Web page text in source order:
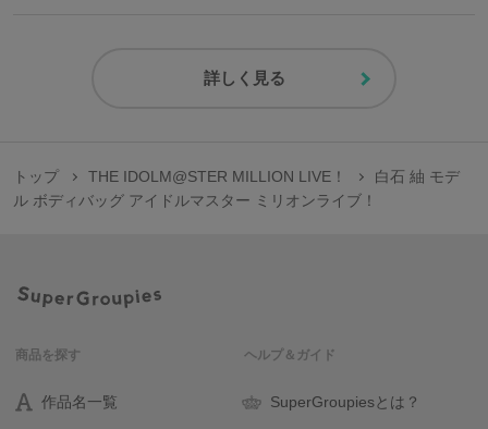
詳しく見る
トップ THE IDOLM@STER MILLION LIVE！
白石 紬 モデ
ル ボディバッグ アイドルマスター ミリオンライブ！
商品を探す
作品名一覧
ヘルプ＆ガイド
SuperGroupiesとは？